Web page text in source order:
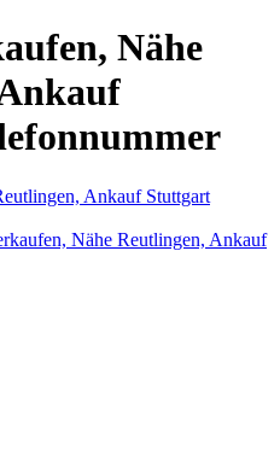
Nähe
Ankauf Stuttgart
Nähe Reutlingen, Ankauf